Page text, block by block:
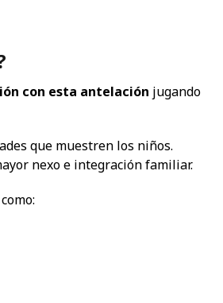
con esta antelación jugando
que muestren los niños.
nexo e integración familiar.